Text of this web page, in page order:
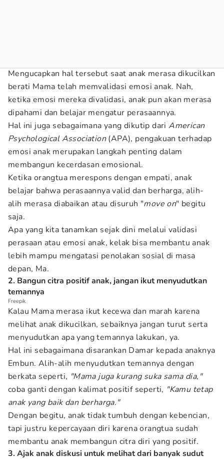
Mengucapkan hal tersebut saat anak merasa dikucilkan
berati Mama telah memvalidasi emosi anak. Nah,
ketika emosi mereka divalidasi, anak pun akan merasa
dipahami dan belajar mengatur perasaannya.
Hal ini juga sebagaimana yang dikutip dariAmerican
Psychological Association(APA), pengakuan terhadap
emosi anak merupakan langkah penting dalam
membangun kecerdasan emosional.
Ketika orangtua merespons dengan empati, anak
belajar bahwa perasaannya valid dan berharga, alih-
alih merasa diabaikan atau disuruh "move on" begitu
saja.
Apa yang kita tanamkan sejak dini melalui validasi
perasaan atau emosi anak, kelak bisa membantu anak
lebih mampu mengatasi penolakan sosial di masa
depan, Ma.
2. Bangun citra positif anak, jangan ikut menyudutkan
temannya
Freepik
Kalau Mama merasa ikut kecewa dan marah karena
melihat anak dikucilkan, sebaiknya jangan turut serta
menyudutkan apa yang temannya lakukan, ya.
Hal ini sebagaimana disarankan Damar kepada anaknya
Embun. Alih-alih menyudutkan temannya dengan
berkata seperti, "Mama juga kurang suka sama dia,"
coba ganti dengan kalimat positif seperti, "Kamu tetap
anak yang baik dan berharga."
Dengan begitu, anak tidak tumbuh dengan kebencian,
tapi justru kepercayaan diri karena orangtua sudah
membantu anak membangun citra diri yang positif.
3. Ajak anak diskusi untuk melihat dari banyak sudut